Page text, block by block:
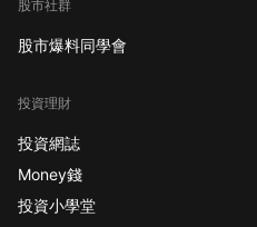
股市社群
股市爆料同學會
投資理財
投資網誌
Money錢
投資小學堂